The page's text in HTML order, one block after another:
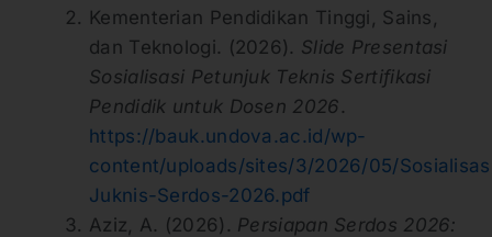
Kementerian Pendidikan Tinggi, Sains,
dan Teknologi. (2026). Slide Presentasi
Sosialisasi Petunjuk Teknis Sertifikasi
Pendidik untuk Dosen 2026 .
https://bauk.undova.ac.id/wp-
content/uploads/sites/3/2026/05/
Juknis-Serdos-2026.pdf
Aziz, A. (2026). Persiapan Serdos 2026: